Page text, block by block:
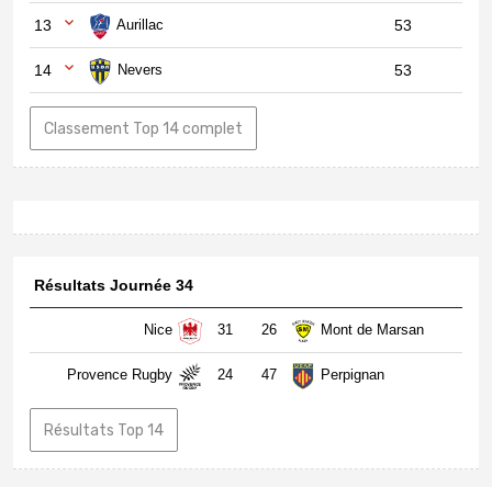
13 Aurillac 53
14 Nevers 53
Classement Top 14 complet
Résultats Journée 34
Nice 31 26 Mont de Marsan
Provence Rugby 24 47 Perpignan
Résultats Top 14